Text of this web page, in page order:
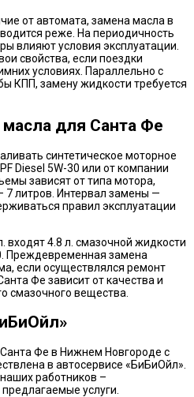
от автомата, замена масла в
реже. На периодичность
влияют условия эксплуатации.
свойства, если поездки
условиях. Параллельно с
КПП, замену жидкости требуется
для Санта Фе
синтетическое моторное
Diesel 5W-30 или от компании
зависят от типа мотора,
7 литров. Интервал замены —
правил эксплуатации
входят 4.8 л. смазочной жидкости
Преждевременная замена
если осуществлялся ремонт
Фе зависит от качества и
смазочного вещества.
Фе в Нижнем Новгороде с
в автосервисе «БиБиОйл».
работников –
услуги.